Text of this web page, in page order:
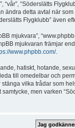
“vår”, “Söderslätts
ändra detta avtal när
Flygklubb” även
mjukvara”,
mjukvaran främjar
www.phpbb.com/.
hatiskt, hotande,
till omedelbar och
vilka trådar som
men varken